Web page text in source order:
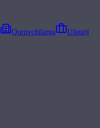
Quruvchilarga
Ulgurji